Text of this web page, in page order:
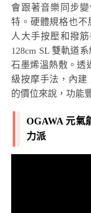
會跟著音樂同步
特。硬體規格也不
人大手按壓和撥
128cm SL 雙軌道
石墨烯溫熱敷。透
級按摩手法，內建
的價位來說，功能
OGAWA 元氣
力派